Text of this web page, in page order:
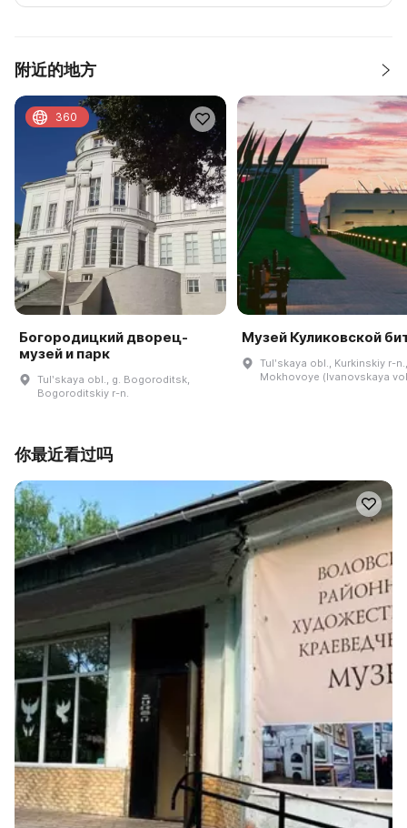
附近的地方
Богородицкий дворец-
музей и парк
Tulʹskaya obl., g. Bogoroditsk,
Bogoroditskiy r-n.
360
Музей Куликовской
Tulʹskaya obl., Kurkinskiy r-
Mokhovoye (Ivanovskaya
你最近看过吗